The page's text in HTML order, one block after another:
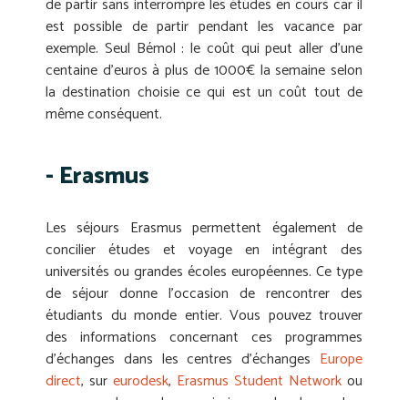
de partir sans interrompre les études en cours car il
est possible de partir pendant les vacance par
exemple. Seul Bémol : le coût qui peut aller d’une
centaine d’euros à plus de 1000€ la semaine selon
la destination choisie ce qui est un coût tout de
même conséquent.
- Erasmus
Les séjours Erasmus permettent également de
concilier études et voyage en intégrant des
universités ou grandes écoles européennes. Ce type
de séjour donne l’occasion de rencontrer des
étudiants du monde entier. Vous pouvez trouver
des informations concernant ces programmes
d’échanges dans les centres d’échanges Europe
direct, sur eurodesk, Erasmus Student Network ou